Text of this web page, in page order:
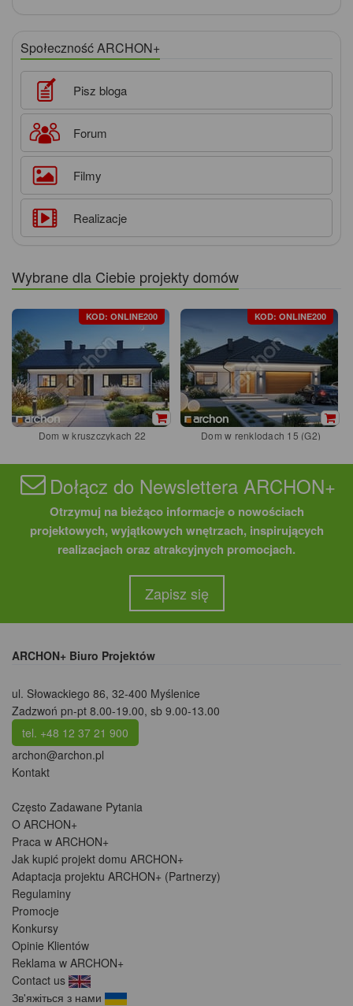
Społeczność ARCHON+
Pisz bloga
Forum
Filmy
Realizacje
Wybrane dla Ciebie projekty domów
KOD: ONLINE200
Dom w kruszczykach 22
KOD: ONLINE200
Dom w renklodach 15 (G2)
Dołącz do Newslettera ARCHON+
Otrzymuj na bieżąco informacje o nowościach
projektowych, wyjątkowych wnętrzach, inspirujących
realizacjach oraz atrakcyjnych promocjach.
Zapisz się
ARCHON+ Biuro Projektów
ul. Słowackiego 86, 32-400 Myślenice
Zadzwoń pn-pt 8.00-19.00, sb 9.00-13.00
tel. +48 12 37 21 900
archon@archon.pl
Kontakt
Często Zadawane Pytania
O ARCHON+
Praca w ARCHON+
Jak kupić projekt domu ARCHON+
Adaptacja projektu ARCHON+ (Partnerzy)
Regulaminy
Promocje
Konkursy
Opinie Klientów
Reklama w ARCHON+
Contact us
Зв'яжіться з нами